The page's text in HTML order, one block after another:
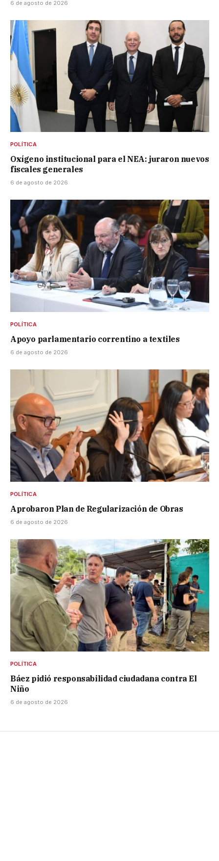
6 de agosto de 2026
POLÍTICA
Oxígeno institucional para el NEA: juraron nuevos
fiscales generales
6 de agosto de 2026
POLÍTICA
Apoyo parlamentario correntino a textiles
6 de agosto de 2026
POLÍTICA
Aprobaron Plan de Regularización de Obras
6 de agosto de 2026
POLÍTICA
Báez pidió responsabilidad ciudadana contra El
Niño
6 de agosto de 2026